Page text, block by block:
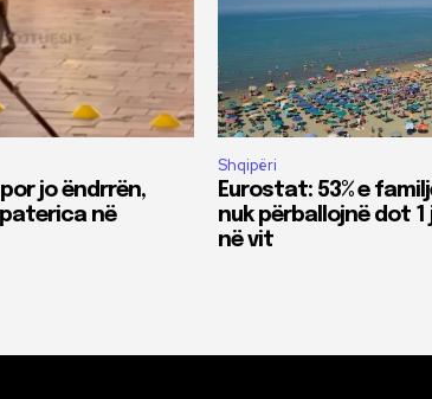
jo ëndrrën,
në
Shqipëri
Eurostat: 53% e
nuk përballojnë dot 1
në vit